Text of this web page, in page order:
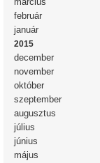
február
január
2015
december
november
október
szeptember
augusztus
július
június
május